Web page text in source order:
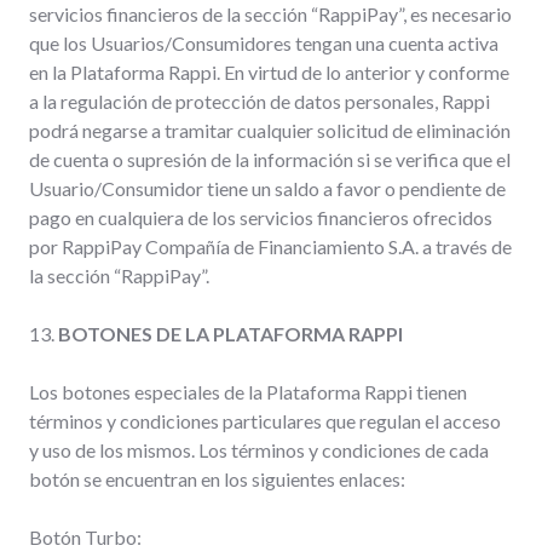
servicios financieros de la sección “RappiPay”, es necesario
que los Usuarios/Consumidores tengan una cuenta activa
en la Plataforma Rappi. En virtud de lo anterior y conforme
a la regulación de protección de datos personales, Rappi
podrá negarse a tramitar cualquier solicitud de eliminación
de cuenta o supresión de la información si se verifica que el
Usuario/Consumidor tiene un saldo a favor o pendiente de
pago en cualquiera de los servicios financieros ofrecidos
por RappiPay Compañía de Financiamiento S.A. a través de
la sección “RappiPay”.
13. BOTONES DE LA PLATAFORMA RAPPI
Los botones especiales de la Plataforma Rappi tienen
términos y condiciones particulares que regulan el acceso
y uso de los mismos. Los términos y condiciones de cada
botón se encuentran en los siguientes enlaces:
Botón Turbo: